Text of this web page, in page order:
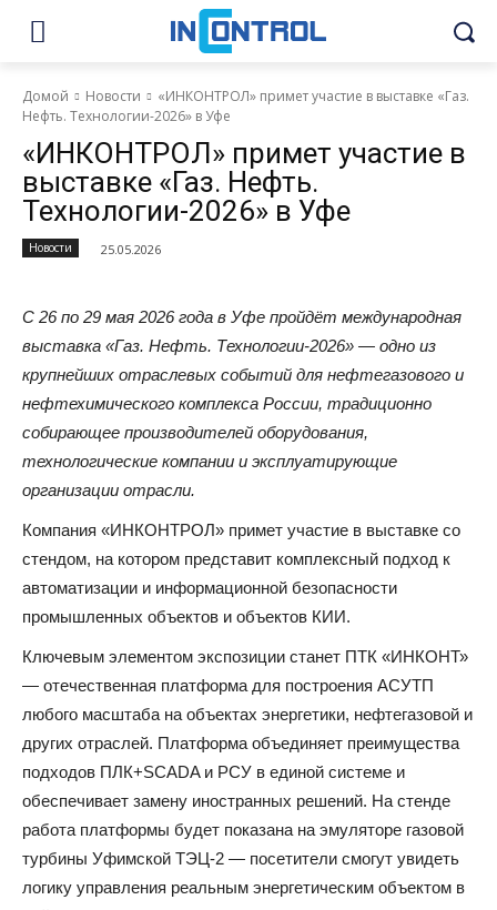
Домой Новости
«ИНКОНТРОЛ» примет участие в выставке «Газ.
Нефть. Технологии-2026» в Уфе
«ИНКОНТРОЛ» примет участие в
выставке «Газ. Нефть.
Технологии-2026» в Уфе
Новости 25.05.2026
С 26 по 29 мая 2026 года в Уфе пройдёт международная
выставка «Газ. Нефть. Технологии-2026» — одно из
крупнейших отраслевых событий для нефтегазового и
нефтехимического комплекса России, традиционно
собирающее производителей оборудования,
технологические компании и эксплуатирующие
организации отрасли.
Компания «ИНКОНТРОЛ» примет участие в выставке со
стендом, на котором представит комплексный подход к
автоматизации и информационной безопасности
промышленных объектов и объектов КИИ.
Ключевым элементом экспозиции станет ПТК «ИНКОНТ»
— отечественная платформа для построения АСУТП
любого масштаба на объектах энергетики, нефтегазовой и
других отраслей. Платформа объединяет преимущества
подходов ПЛК+SCADA и РСУ в единой системе и
обеспечивает замену иностранных решений. На стенде
работа платформы будет показана на эмуляторе газовой
турбины Уфимской ТЭЦ-2 — посетители смогут увидеть
логику управления реальным энергетическим объектом в